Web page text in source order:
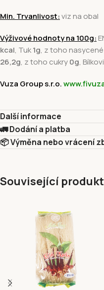
Min. Trvanlivost:viz na obal
Výživové hodnoty na 100g:
kcal, Tuk1g, z toho
26,2g, z toho cukry0g,
Vuza Group s.r.o.
Další informace
🚛 Dodání a platba
📦 Výměna nebo vrácení
Související